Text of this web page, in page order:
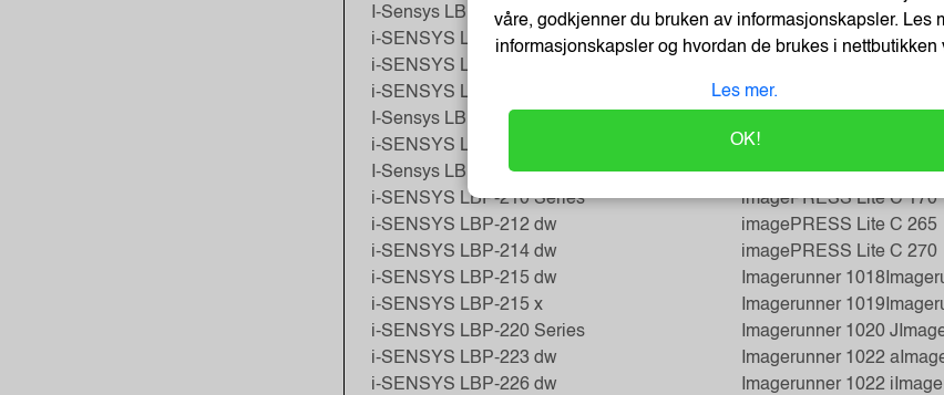
I-Sensys LBP-151 dw
i-SENSYS LBP-160 Series
i-SENSYS LBP-162 dw
i-SENSYS LBP-162 dwf
I-Sensys LBP-1700 Series
i-SENSYS LBP-172 dw
I-Sensys LBP-1760I-Sensys LBP-1760 e
i-SENSYS LBP-210 Series
i-SENSYS LBP-212 dw
i-SENSYS LBP-214 dw
i-SENSYS LBP-215 dw
i-SENSYS LBP-215 x
i-SENSYS LBP-220 Series
i-SENSYS LBP-223 dw
i-SENSYS LBP-226 dw
Imagepress C 650
Imagepress C 7000 VP
Imagepress C 7011 VPS
Imagepress C 8000 VP
imagePRESS Lite C 165
imagePRESS Lite C 170
imagePRESS Lite C 265
imagePRESS Lite C 270
Imagerunner 1018
Imagerunner 1019
Imagerunner 1020 J
Imagerunner 1022 a
Imagerunner 1022 i
våre, godkjenner du bruken av informasjonskapsler. Les
informasjonskapsler og hvordan de brukes i nettbutikken
Les mer.
OK!